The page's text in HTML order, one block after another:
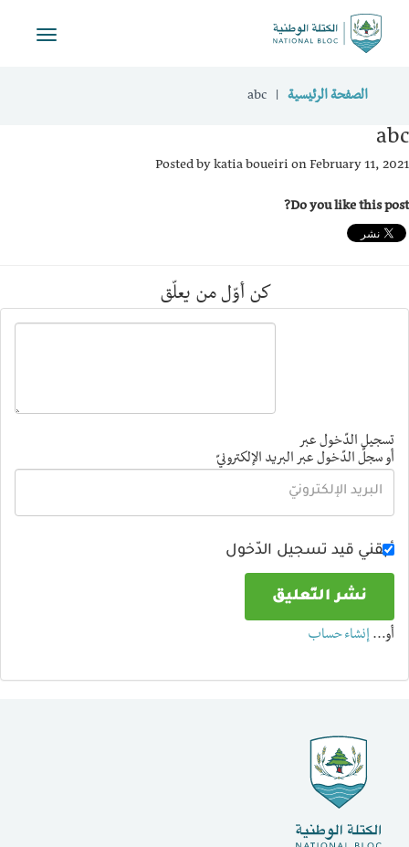
Toggle
الصفحة الرئيسية abc
abc
Posted bykatia boueiri on February 11, 2021
Do you like this post?
كن أوّل من يعلّق
تسجيل الدّخول عبر
أو سجلّ الدّخول عبر البريد الإلكترونيّ
أبقني قيد تسجيل الدّخول
أو… إنشاء حساب